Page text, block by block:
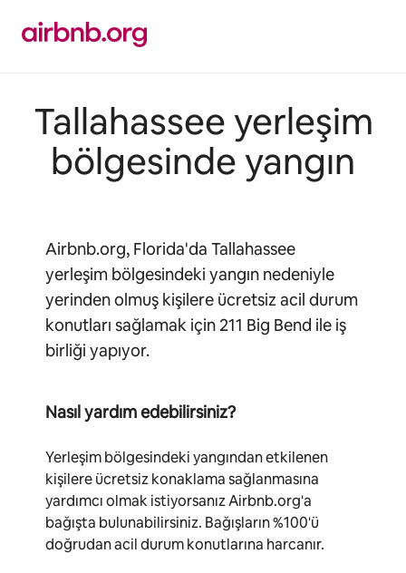
Tallahassee yerleşim
bölgesinde yangın
Airbnb.org, Florida'da Tallahassee
yerleşim bölgesindeki yangın nedeniyle
yerinden olmuş kişilere ücretsiz acil durum
konutları sağlamak için 211 Big Bend ile iş
birliği yapıyor.
Nasıl yardım edebilirsiniz?
Yerleşim bölgesindeki yangından etkilenen
kişilere ücretsiz konaklama sağlanmasına
yardımcı olmak istiyorsanız Airbnb.org'a
bağışta bulunabilirsiniz. Bağışların %100'ü
doğrudan acil durum konutlarına harcanır.